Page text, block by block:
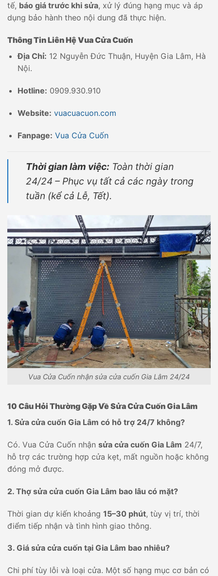
tế, báo giá trước khi sửa, xử lý đúng hạng mục và áp
dụng bảo hành theo nội dung đã thực hiện.
Thông Tin Liên Hệ Vua Cửa Cuốn
Địa Chỉ: 12 Nguyễn Đức Thuận, Huyện Gia Lâm, Hà
Nội.
Hotline: 0909.930.910
Website: vuacuacuon.com
Fanpage: Vua Cửa Cuốn
Thời gian làm việc: Toàn thời gian
24/24 – Phục vụ tất cả các ngày trong
tuần (kể cả Lễ, Tết).
Vua Cửa Cuốn nhận sửa cửa cuốn Gia Lâm 24/24
10 Câu Hỏi Thường Gặp Về Sửa Cửa Cuốn Gia Lâm
1. Sửa cửa cuốn Gia Lâm có hỗ trợ 24/7 không?
Có. Vua Cửa Cuốn nhận sửa cửa cuốn Gia Lâm 24/7,
hỗ trợ các trường hợp cửa kẹt, mất nguồn hoặc không
đóng mở được.
2. Thợ sửa cửa cuốn Gia Lâm bao lâu có mặt?
Thời gian dự kiến khoảng 15–30 phút, tùy vị trí, thời
điểm tiếp nhận và tình hình giao thông.
3. Giá sửa cửa cuốn tại Gia Lâm bao nhiêu?
Chi phí tùy lỗi và loại cửa. Một số hạng mục cơ bản có